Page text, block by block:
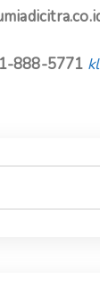
888-5771